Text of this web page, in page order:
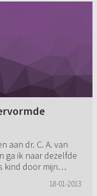
aan dr. C. A. van
ga ik naar dezelfde
kind door mijn
18-01-2013